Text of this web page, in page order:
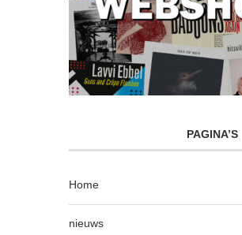
PAGINA’S
Home
nieuws